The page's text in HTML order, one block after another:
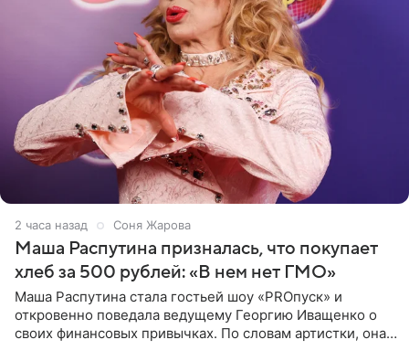
2 часа назад Соня Жарова
Маша Распутина призналась, что покупает
хлеб за 500 рублей: «В нем нет ГМО»
Маша Распутина стала гостьей шоу «PROпуск» и
откровенно поведала ведущему Георгию Иващенко о
своих финансовых привычках. По словам артистки, она